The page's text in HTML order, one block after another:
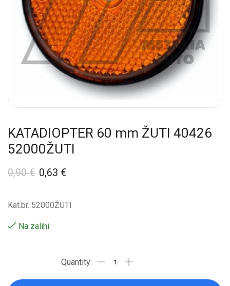
KATADIOPTER 60 mm ŽUTI 40426
52000ŽUTI
0,90€ 0,63 €
Kat.br. 52000ŽUTI
Na zalihi